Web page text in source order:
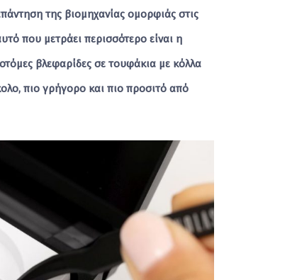
της βιομηχανίας ομορφιάς στις
που μετράει περισσότερο είναι η
βλεφαρίδες σε τουφάκια με κόλλα
πιο γρήγορο και πιο προσιτό από